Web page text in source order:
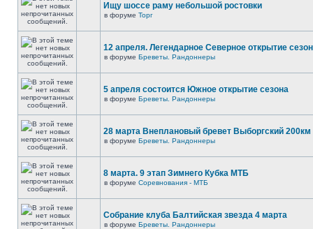
Ищу шоссе раму небольшой ростовки
в форуме Торг
12 апреля. Легендарное Северное открытие
в форуме Бреветы. Рандоннеры
5 апреля состоится Южное открытие сезона
в форуме Бреветы. Рандоннеры
28 марта Внеплановый бревет Выборгский 200км
в форуме Бреветы. Рандоннеры
8 марта. 9 этап Зимнего Кубка МТБ
в форуме Соревнования - МТБ
Собрание клуба Балтийская звезда 4 марта
в форуме Бреветы. Рандоннеры